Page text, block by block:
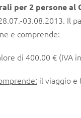
per 2 personeal
03.08.2013. Il
e comprende:
di 400,00 € (IVA
il viaggio